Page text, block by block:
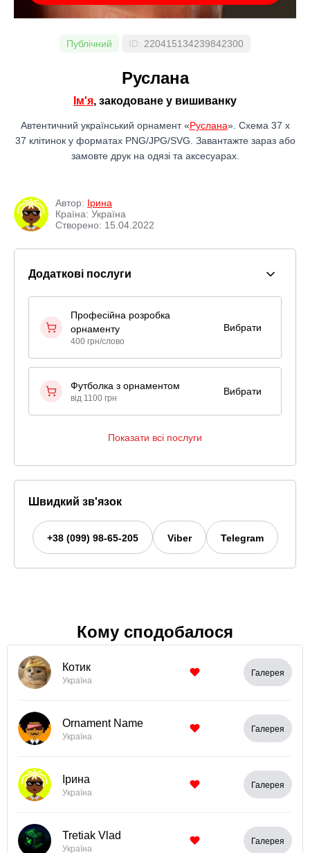
Публічний ID: 220415134239842300
Руслана
Ім'я, закодоване у вишиванку
Автентичний український орнамент «Руслана». Схема 37 x
37 клітинок у форматах PNG/JPG/SVG. Завантажте зараз або
замовте друк на одязі та аксесуарах.
Автор: Ірина
Країна: Україна
Створено: 15.04.2022
Додаткові послуги
Професійна розробка
орнаменту
400 грн/слово
Вибрати
Футболка з орнаментом
від 1100 грн
Вибрати
Показати всі послуги
Швидкий зв'язок
+38 (099) 98-65-205 Viber Telegram
Кому сподобалося
Котик
Україна
Галерея
Ornament Name
Україна
Галерея
Ірина
Україна
Галерея
Tretiak Vlad
Україна
Галерея